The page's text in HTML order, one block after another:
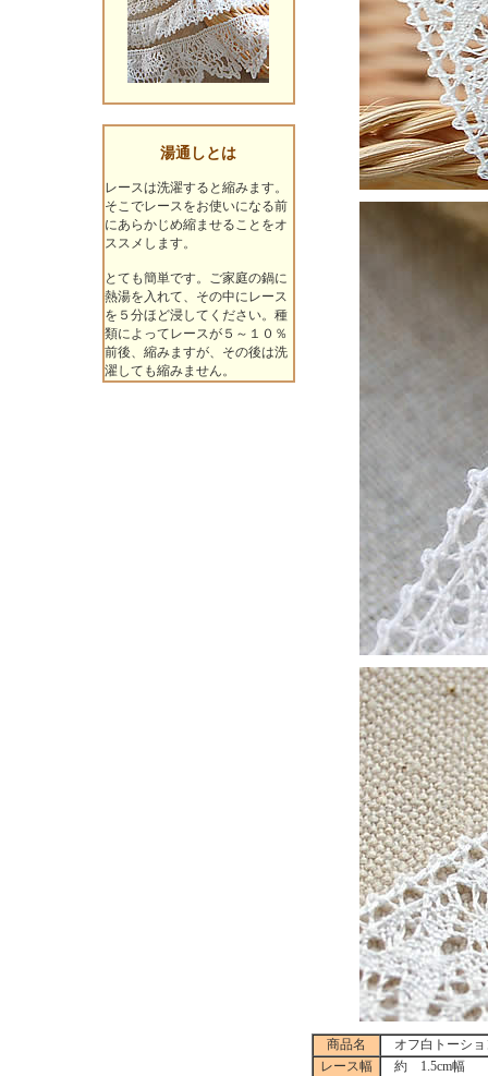
湯通しとは
レースは洗濯すると縮みます。
そこでレースをお使いになる前
にあらかじめ縮ませることをオ
ススメします。
とても簡単です。ご家庭の鍋に
熱湯を入れて、その中にレース
を５分ほど浸してください。種
類によってレースが５～１０％
前後、縮みますが、その後は洗
濯しても縮みません。
商品名
オフ白トーショ
レース幅
約 1.5cm幅